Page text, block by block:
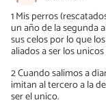
1 Mis perros
un año de la segunda
sus celos por lo que
aliados a ser los
2 Cuando salimos a
imitan al tercero a la
ser el unico.